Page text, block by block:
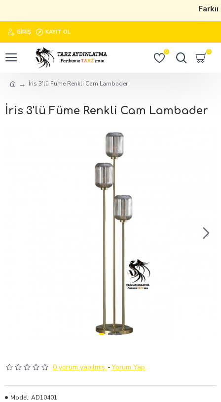
GIRIŞ KAYIT OL
0 0
İris 3'lü Füme Renkli Cam Lambader
İris 3'lü Füme Renkli Cam Lambader
0 yorum yapılmış. -Yorum Yap
Model: AD10401